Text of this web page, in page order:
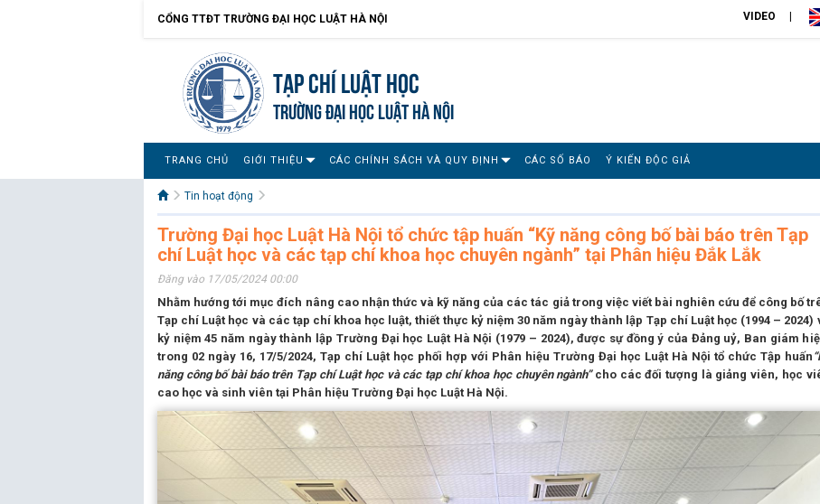
CỔNG TTĐT TRƯỜNG ĐẠI HỌC LUẬT HÀ NỘI VIDEO
Tạp chí Luật học
TRƯỜNG ĐẠI HỌC LUẬT HÀ NỘI
TRANG CHỦ GIỚI THIỆU CÁC CHÍNH SÁCH VÀ QUY ĐỊNH CÁC SỐ BÁO Ý KIẾN ĐỘC GIẢ
Tin hoạt động
Trường Đại học Luật Hà Nội tổ chức tập huấn “Kỹ năng công bố bài báo trên Tạp
chí Luật học và các tạp chí khoa học chuyên ngành” tại Phân hiệu Đắk Lắk
Đăng vào 17/05/2024 00:00
Nhằm hướng tới mục đích nâng cao nhận thức và kỹ năng của các tác giả trong việc viết bài nghiên cứu để công bố
Tạp chí Luật học và các tạp chí khoa học luật, thiết thực kỷ niệm 30 năm ngày thành lập Tạp chí Luật học (1994 – 2024)
kỷ niệm 45 năm ngày thành lập Trường Đại học Luật Hà Nội (1979 – 2024), được sự đồng ý của Đảng uỷ, Ban giám
trong 02 ngày 16, 17/5/2024, Tạp chí Luật học phối hợp với Phân hiệu Trường Đại học Luật Hà Nội tổ chức Tập huấn
năng công bố bài báo trên Tạp chí Luật học và các tạp chí khoa học chuyên ngành”cho các đối tượng là giảng viên, học
cao học và sinh viên tại Phân hiệu Trường Đại học Luật Hà Nội.